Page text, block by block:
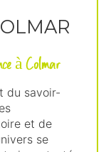
à Colmar
du savoir-
et de
se